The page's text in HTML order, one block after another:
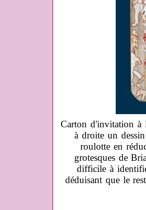
Carton d'invitation à
à droite un
roulotte en
grotesques de
difficile à
déduisant que le